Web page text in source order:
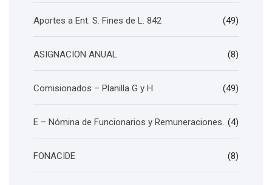
Aportes a Ent. S. Fines de L. 842 (49)
ASIGNACION ANUAL (8)
Comisionados – Planilla G y H (49)
E – Nómina de Funcionarios y Remuneraciones. (4)
FONACIDE (8)